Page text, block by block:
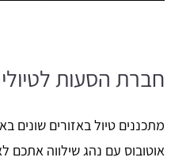
חברת הסעות
מתכננים טיול באזורים
אוטובוס עם נהג שילווה אתכם